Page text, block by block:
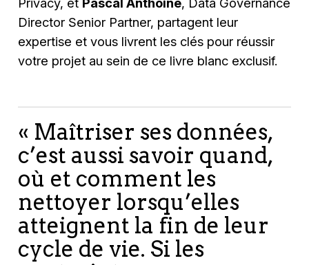
Privacy, et Pascal Anthoine, Data Governance
Director Senior Partner, partagent leur
expertise et vous livrent les clés pour réussir
votre projet au sein de ce livre blanc exclusif.
« Maîtriser ses données,
c’est aussi savoir quand,
où et comment les
nettoyer lorsqu’elles
atteignent la fin de leur
cycle de vie. Si les